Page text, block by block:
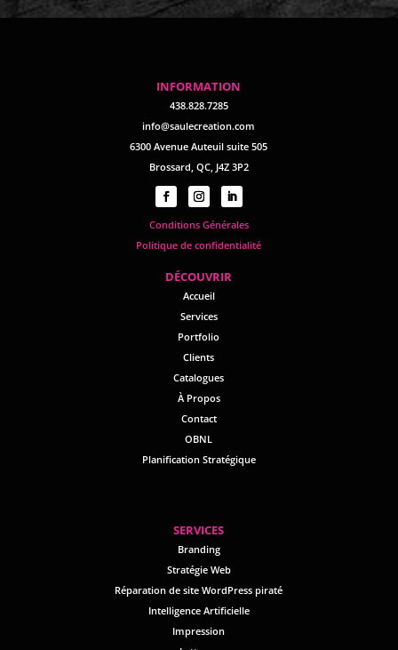
INFORMATION
438.828.7285
info@saulecreation.com
6300 Avenue Auteuil suite 505
Brossard, QC, J4Z 3P2
Conditions Générales
Politique de confidentialité
DÉCOUVRIR
Accueil
Services
Portfolio
Clients
Catalogues
À Propos
Contact
OBNL
Planification Stratégique
SERVICES
Branding
Stratégie Web
Réparation de site WordPress piraté
Intelligence Artificielle
Impression